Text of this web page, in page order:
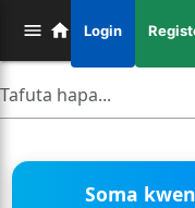
Login
Soma